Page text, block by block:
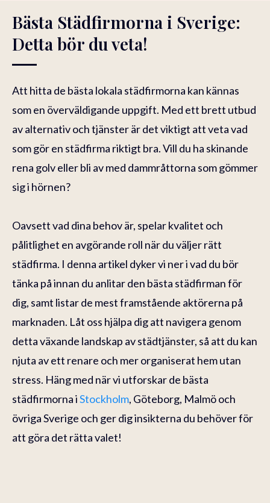
Bästa Städfirmorna i Sverige:
Detta bör du veta!
Att hitta de bästa lokala städfirmorna kan kännas
som en överväldigande uppgift. Med ett brett utbud
av alternativ och tjänster är det viktigt att veta vad
som gör en städfirma riktigt bra. Vill du ha skinande
rena golv eller bli av med dammråttorna som gömmer
sig i hörnen?
Oavsett vad dina behov är, spelar kvalitet och
pålitlighet en avgörande roll när du väljer rätt
städfirma. I denna artikel dyker vi ner i vad du bör
tänka på innan du anlitar den bästa städfirman för
dig, samt listar de mest framstående aktörerna på
marknaden. Låt oss hjälpa dig att navigera genom
detta växande landskap av städtjänster, så att du kan
njuta av ett renare och mer organiserat hem utan
stress. Häng med när vi utforskar de bästa
städfirmorna iStockholm, Göteborg, Malmö och
övriga Sverige och ger dig insikterna du behöver för
att göra det rätta valet!